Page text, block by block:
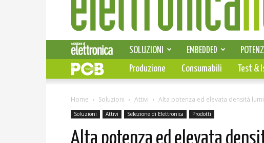
SOLUZIONI EMBEDDED
PCB
Produzione Consumabili Test &
Home Soluzioni Attivi Alta potenza ed elevata densità
Soluzioni Attivi Selezione di Elettronica Prodotti
Alta potenza ed elevata